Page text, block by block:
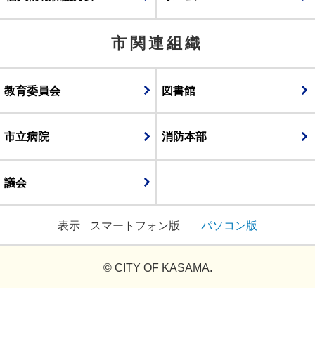
市関連組織
教育委員会 図書館
市立病院 消防本部
議会
表示 スマートフォン版 パソコン版
© CITY OF KASAMA.